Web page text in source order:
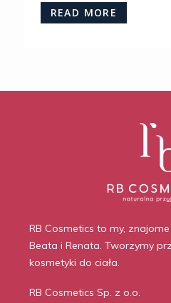
READ MORE
RB Cosmetics to my,
Beata i Renata. Tworzymy
kosmetyki do ciała.
RB Cosmetics Sp. z o.o.